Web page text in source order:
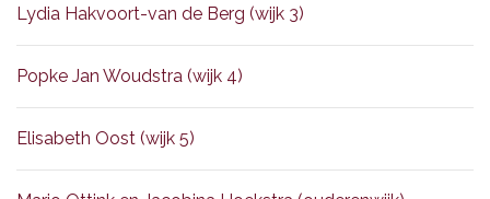
Lydia Hakvoort-van de Berg (wijk 3)
Popke Jan Woudstra (wijk 4)
Elisabeth Oost (wijk 5)